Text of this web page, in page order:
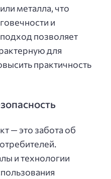
металла, что
и
позволяет
для
практичность
— это забота об
и технологии